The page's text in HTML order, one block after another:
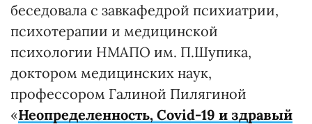
беседовала с завкафедрой психиатрии,
психотерапии и медицинской
психологии НМАПО им. П.Шупика,
доктором медицинских наук,
профессором Галиной Пилягиной
«Неопределенность, Covid-19 и здравый